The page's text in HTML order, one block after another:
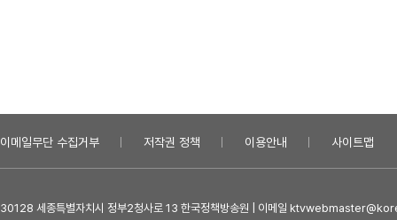
이메일무단 수집거부 저작권 정책 이용안내 사이트맵
30128 세종특별자치시 정부2청사로 13 한국정책방송원 | 이메일